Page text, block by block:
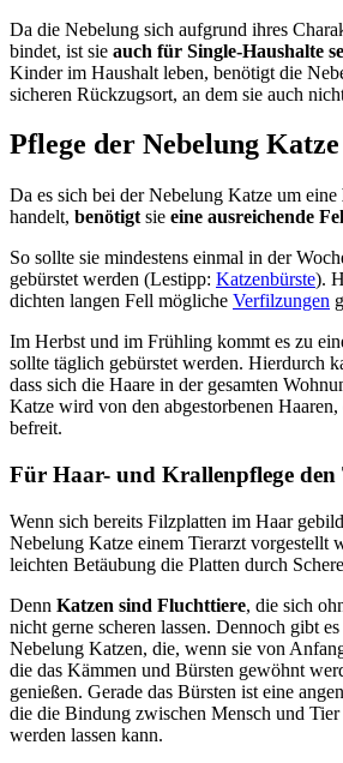
Da die Nebelung sich aufgrund ihres
bindet, ist sie auch für Single-Haushalte
Kinder im Haushalt leben, benötigt die
sicheren Rückzugsort, an dem sie auch
Pflege der Nebelung Katze
Da es sich bei der Nebelung Katze um eine
handelt, benötigt sie eine ausreichende
So sollte sie mindestens einmal in der
gebürstet werden (Lestipp: Katzenbürste).
dichten langen Fell mögliche Verfilzungen
Im Herbst und im Frühling kommt es zu
sollte täglich gebürstet werden. Hierdurch
dass sich die Haare in der gesamten
Katze wird von den abgestorbenen
befreit.
Für Haar- und Krallenpflege den
Wenn sich bereits Filzplatten im Haar
Nebelung Katze einem Tierarzt vorgestellt
leichten Betäubung die Platten durch
Denn Katzen sind Fluchttiere, die sich
nicht gerne scheren lassen. Dennoch gibt
Nebelung Katzen, die, wenn sie von
die das Kämmen und Bürsten gewöhnt
genießen. Gerade das Bürsten ist eine
die die Bindung zwischen Mensch und
werden lassen kann.